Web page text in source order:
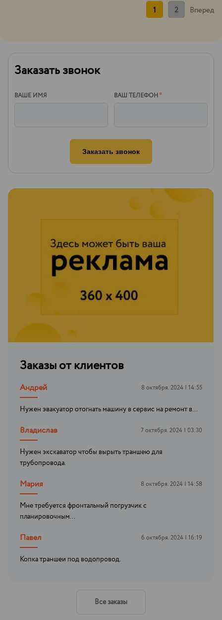
1 2 Вперед
Заказать звонок
ВАШЕ ИМЯ ВАШ ТЕЛЕФОН*
Заказать звонок
Заказы от клиентов
Андрей 8 октября. 2024 | 14:55
Нужен эвакуатор отогнать машину в сервис на ремонт в...
Владислав 7 октября. 2024 | 03:30
Нужен экскаватор чтобы вырыть траншею для
трубопровода.
Мария 8 октября. 2024 | 14:58
Мне требуется фронтальный погрузчик с
планировочным...
Павел 6 октября. 2024 | 16:19
Копка траншеи под водопровод.
Все заказы